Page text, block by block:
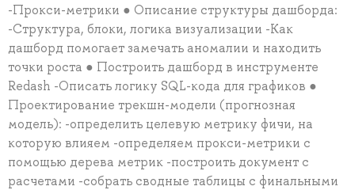
-Прокси-метрики ● Описание структуры дашборда:
-Структура, блоки, логика визуализации -Как
дашборд помогает замечать аномалии и находить
точки роста ● Построить дашборд в инструменте
Redash -Описать логику SQL-кода для графиков ●
Проектирование трекшн-модели (прогнозная
модель): -определить целевую метрику фичи, на
которую влияем -определяем прокси-метрики с
помощью дерева метрик -построить документ с
расчетами -собрать сводные таблицы с финальными